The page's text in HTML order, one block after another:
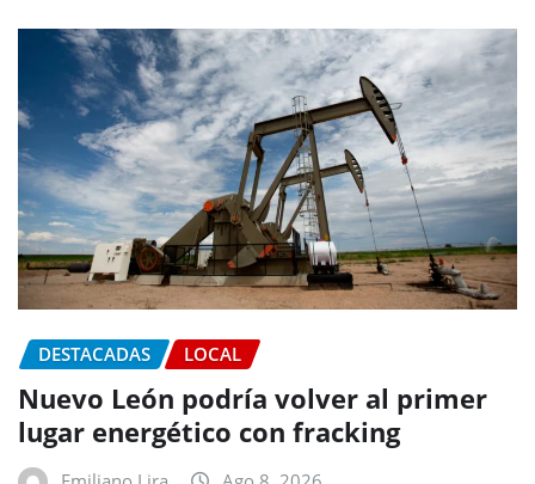
DESTACADAS LOCAL
Nuevo León podría volver al primer
lugar energético con fracking